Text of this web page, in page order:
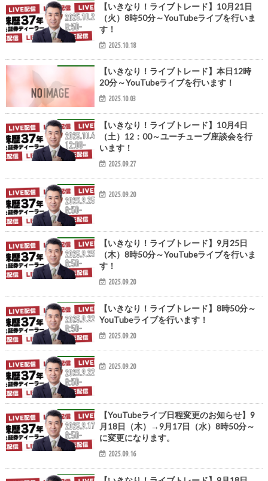
【いきなり！ライブトレード】10月21日
（火）8時50分～YouTubeライブを行いま
す！
2025.10.18
【いきなり！ライブトレード】本日12時
20分～YouTubeライブを行います！
2025.10.03
【いきなり！ライブトレード】10月4日
（土）12：00～ユーチューブ座談会を行
います！
2025.09.27
2025.09.20
【いきなり！ライブトレード】9月25日
（木）8時50分～YouTubeライブを行いま
す！
2025.09.20
【いきなり！ライブトレード】8時50分～
YouTubeライブを行います！
2025.09.20
2025.09.20
【YouTubeライブ日程変更のお知らせ】9
月18日（木）→9月17日（水）8時50分～
に変更になります。
2025.09.16